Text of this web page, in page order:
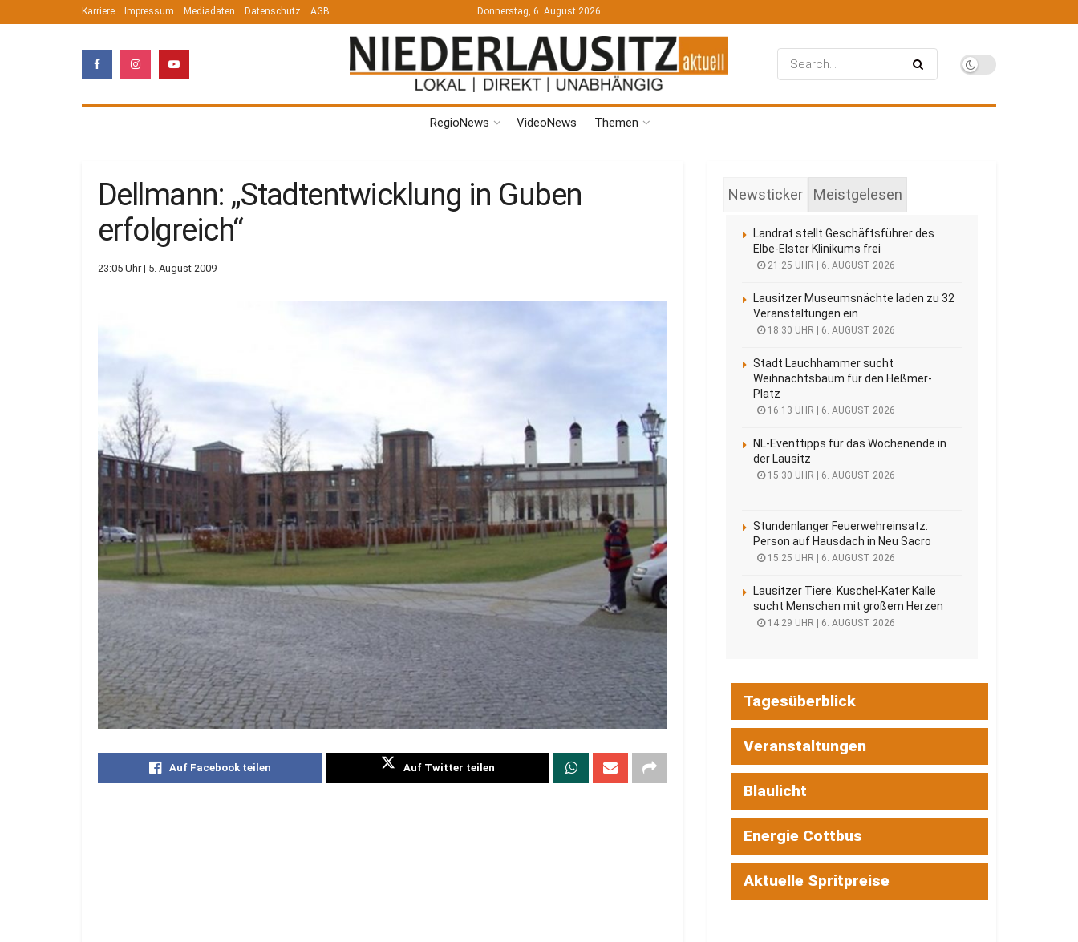
Karriere Impressum Mediadaten Datenschutz AGB Donnerstag, 6. August 2026
RegioNews VideoNews Themen
Dellmann: „Stadtentwicklung in Guben
erfolgreich“
23:05 Uhr | 5. August 2009
Auf Facebook teilen Auf Twitter teilen
Newsticker Meistgelesen
Landrat stellt Geschäftsführer des
Elbe-Elster Klinikums frei
21:25 UHR | 6. AUGUST 2026
Lausitzer Museumsnächte laden zu 32
Veranstaltungen ein
18:30 UHR | 6. AUGUST 2026
Stadt Lauchhammer sucht
Weihnachtsbaum für den Heßmer-
Platz
16:13 UHR | 6. AUGUST 2026
NL-Eventtipps für das Wochenende in
der Lausitz
15:30 UHR | 6. AUGUST 2026
Stundenlanger Feuerwehreinsatz:
Person auf Hausdach in Neu Sacro
15:25 UHR | 6. AUGUST 2026
Lausitzer Tiere: Kuschel-Kater Kalle
sucht Menschen mit großem Herzen
14:29 UHR | 6. AUGUST 2026
Tagesüberblick
Veranstaltungen
Blaulicht
Energie Cottbus
Aktuelle Spritpreise